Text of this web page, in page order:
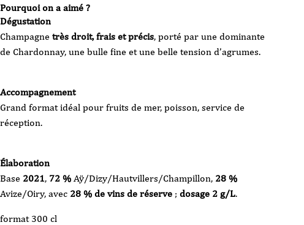
Pourquoi on a aimé ?
Dégustation
Champagne très droit, frais et précis, porté par une dominante
de Chardonnay, une bulle fine et une belle tension d’agrumes.
Accompagnement
Grand format idéal pour fruits de mer, poisson, service de
réception.
Élaboration
Base 2021, 72 % Aÿ/Dizy/Hautvillers/Champillon, 28 %
Avize/Oiry, avec 28 % de vins de réserve ; dosage 2 g/L.
format 300 cl